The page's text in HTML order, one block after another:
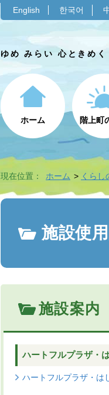
English 한국어
ゆめ みらい 心ときめく
ホーム 階上町
現在位置： ホーム くらし
施設使
施設案内
ハートフルプラザ・
ハートフルプラザ・は